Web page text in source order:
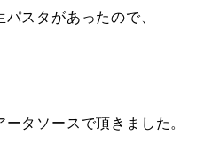
スタがあったので、
タソースで頂きました。